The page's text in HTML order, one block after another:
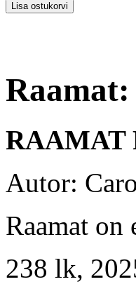
RAAMAT
Autor:
Raamat on
238 lk,